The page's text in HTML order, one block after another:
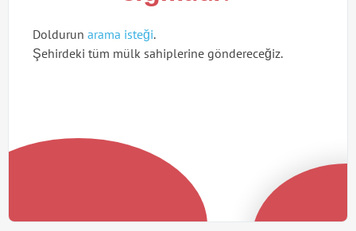
Doldurun arama isteği.
Şehirdeki tüm mülk sahiplerine göndereceğiz.